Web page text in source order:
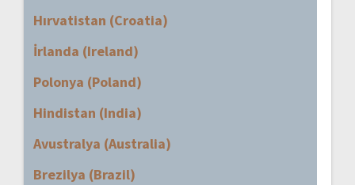
Hırvatistan (Croatia)
İrlanda (Ireland)
Polonya (Poland)
Hindistan (India)
Avustralya (Australia)
Brezilya (Brazil)